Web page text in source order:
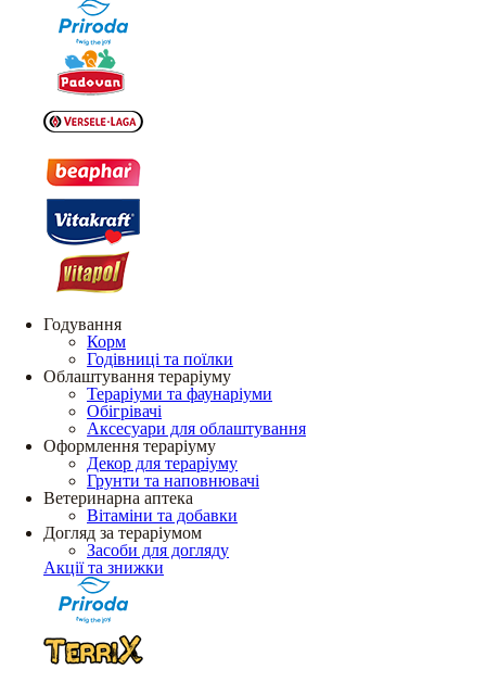
Годування
Корм
Годівниці та поїлки
Облаштування тераріуму
Тераріуми та фаунаріуми
Обігрівачі
Аксесуари для облаштування
Оформлення тераріуму
Декор для тераріуму
Грунти та наповнювачі
Ветеринарна аптека
Вітаміни та добавки
Догляд за тераріумом
Засоби для догляду
Акції та знижки